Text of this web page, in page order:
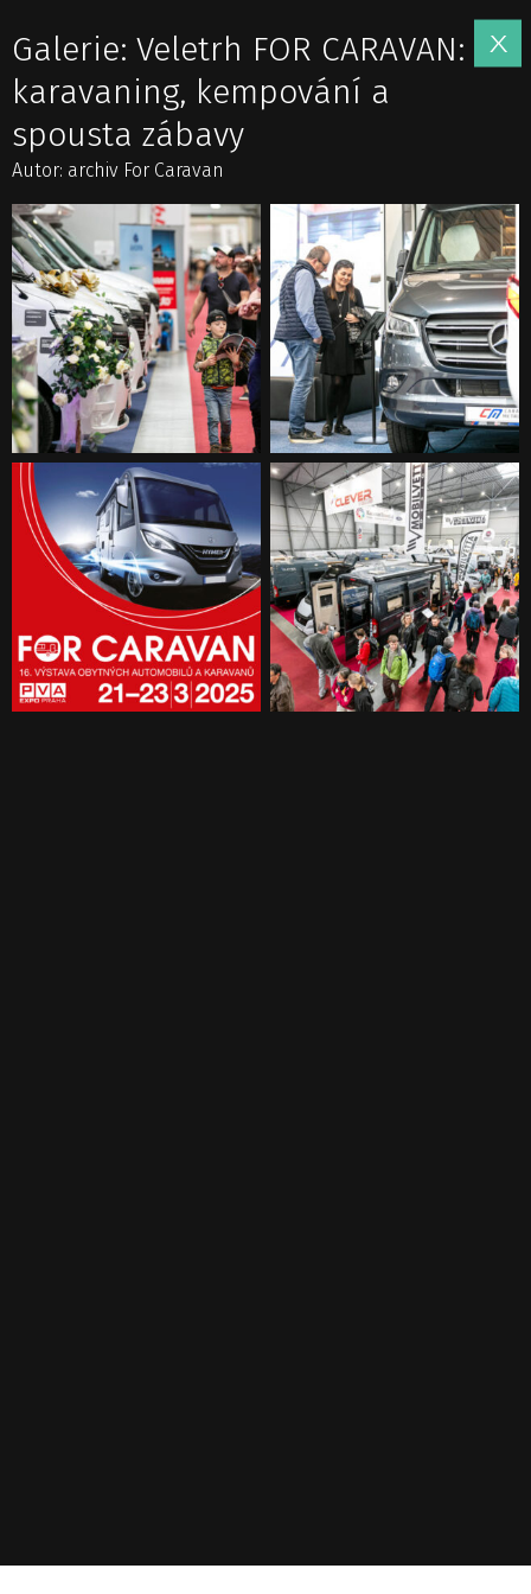
Galerie: Veletrh FOR CARAVAN:
karavaning, kempování a
spousta zábavy
Autor: archiv For Caravan